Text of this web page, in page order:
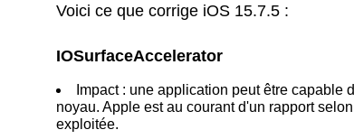
Voici ce que corrige iOS 15.7.5 :
IOSurfaceAccelerator
Impact : une application peut être
noyau. Apple est au courant d'un rapport
exploitée.